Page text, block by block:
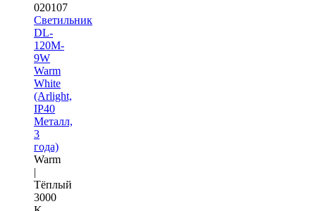
020107
Светильник
DL-
120M-
9W
Warm
White
(Arlight,
IP40
Металл,
3
года)
Warm
|
Тёплый
3000